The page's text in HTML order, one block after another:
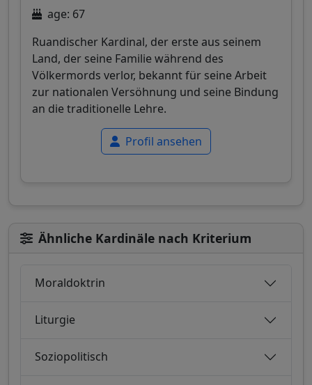
age: 67
Ruandischer Kardinal, der erste aus seinem
Land, der seine Familie während des
Völkermords verlor, bekannt für seine Arbeit
zur nationalen Versöhnung und seine Bindung
an die traditionelle Lehre.
Profil ansehen
Ähnliche Kardinäle nach Kriterium
Moraldoktrin
Liturgie
Soziopolitisch